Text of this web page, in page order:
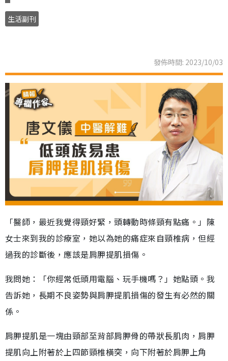
生活副刊
發佈時間: 2023/10/03
「醫師，最近我覺得頸好緊，頭轉動時條頸有點痛。」陳
女士來到我的診療室，她以為她的痛症來自頸椎病，但經
過我的診斷後，應該是肩胛提肌損傷。
我問她：「你經常低頭用電腦、玩手機嗎？」她點頭。我
告訴她，長期不良姿勢與肩胛提肌損傷的發生有必然的關
係。
肩胛提肌是一塊由頸部至背部肩胛骨的帶狀長肌肉，肩胛
提肌向上附著於上四節頸椎橫突，向下附著於肩胛上角